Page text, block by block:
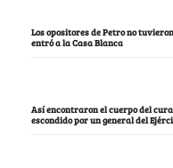
Los opositores de Petro no
entró a la Casa Blanca
Así encontraron el cuerpo del
escondido por un general del